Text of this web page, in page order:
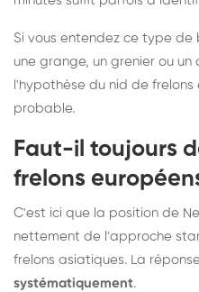
Si vous entendez ce type de
une grange, un grenier ou un
l'hypothèse du nid de
probable.
Faut-il toujours
frelons
C'est ici que la position de
nettement de l'approche
frelons asiatiques. La
systématiquement.